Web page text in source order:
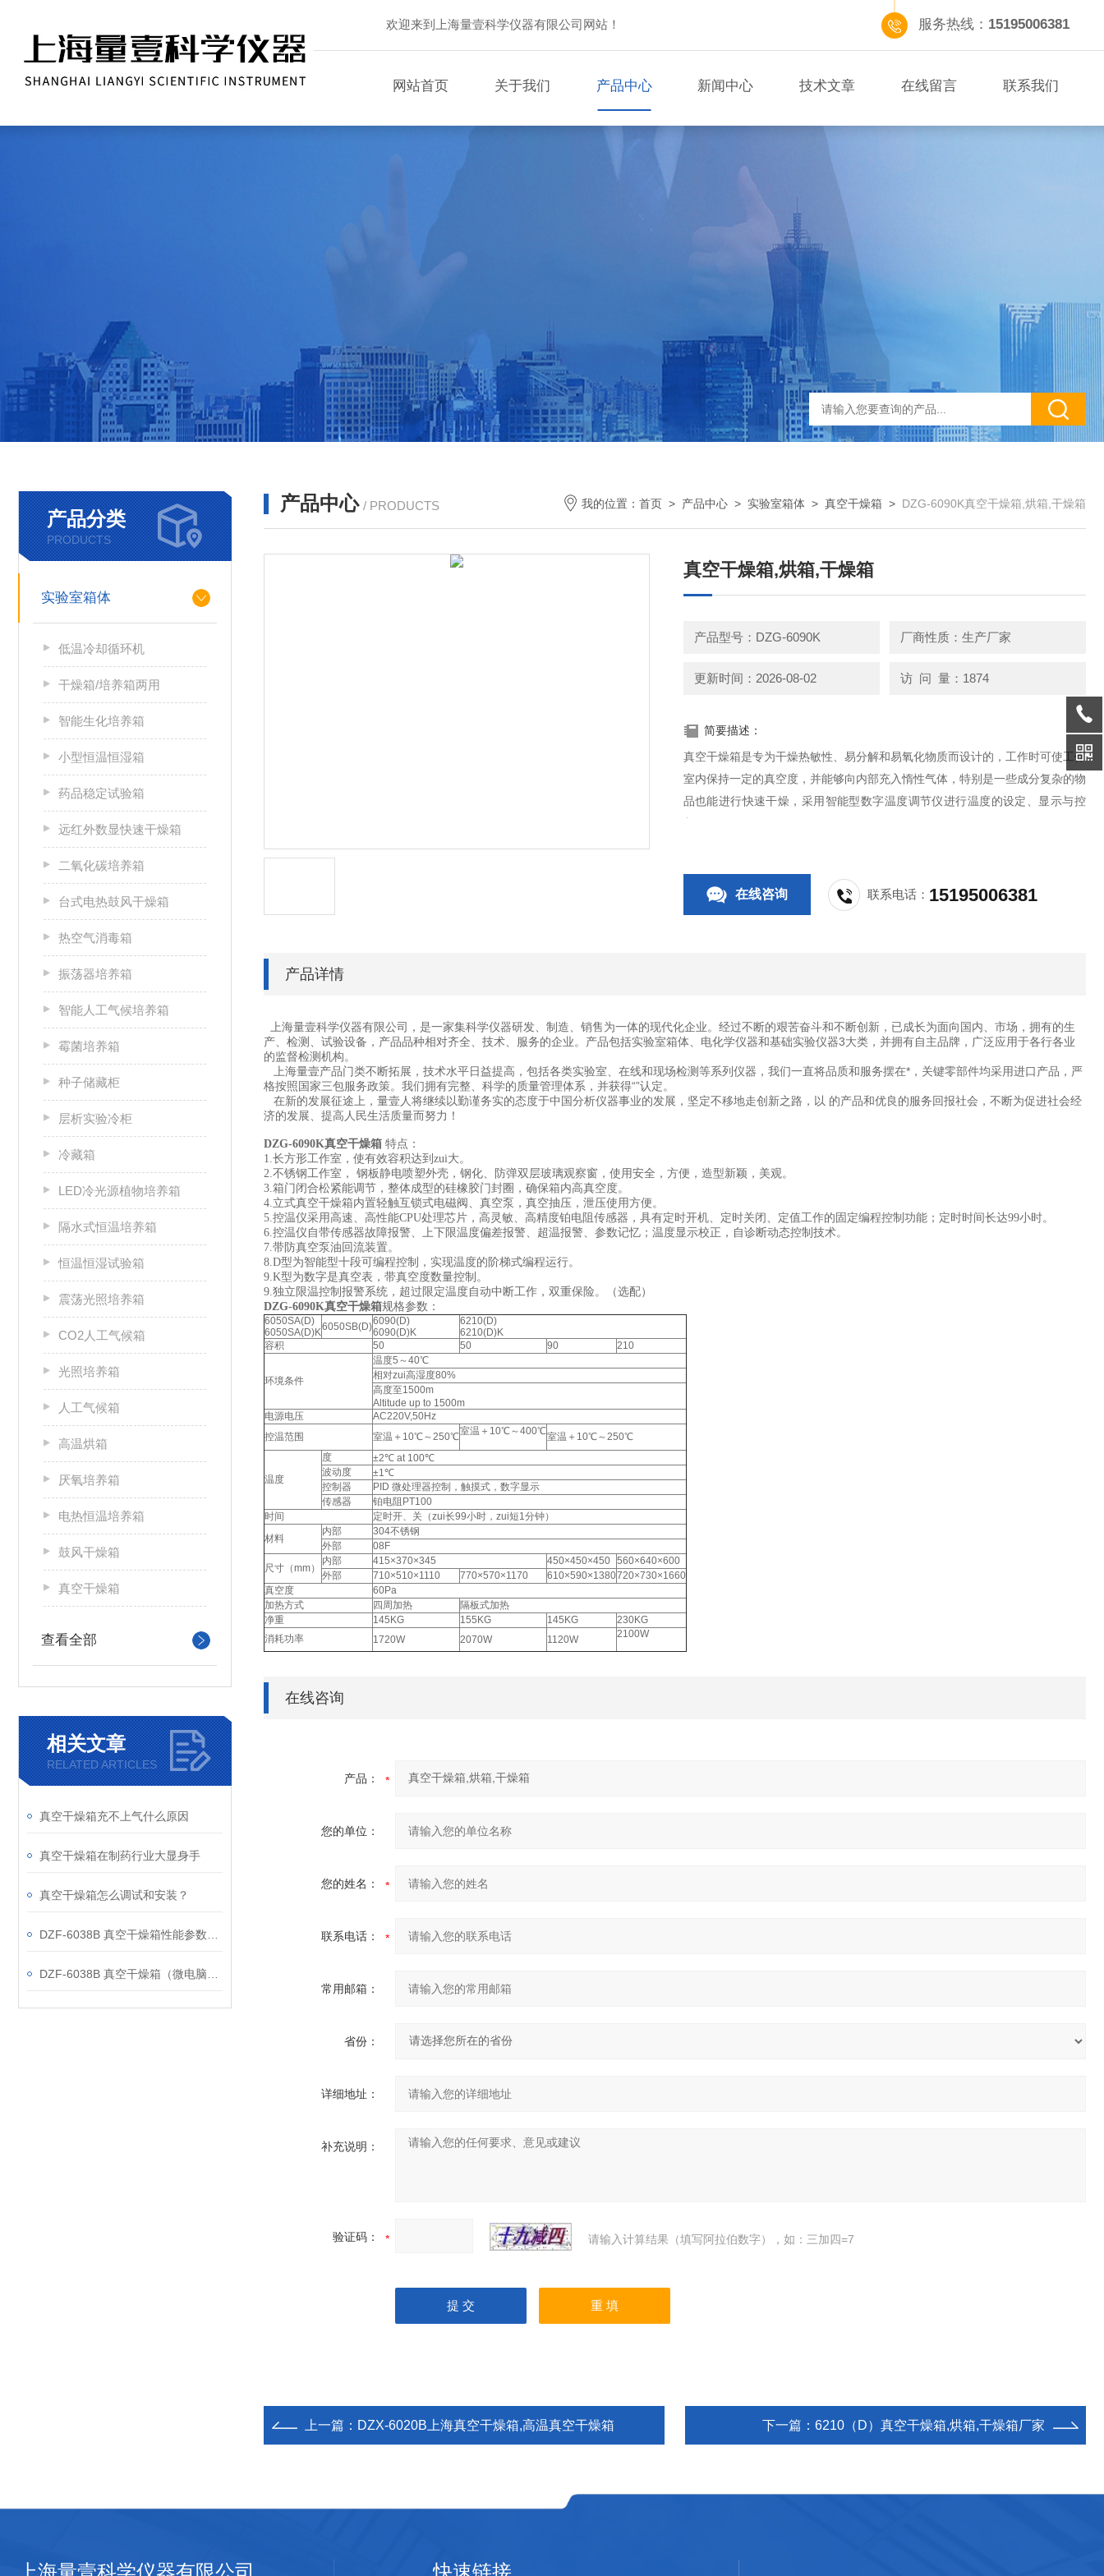
欢迎来到上海量壹科学仪器有限公司网站！ 服务热线： 15195006381
网站首页 关于我们 产品中心 新闻中心 技术文章 在线留言 联系我们
产品分类
PRODUCTS
实验室箱体
低温冷却循环机
干燥箱/培养箱两用
智能生化培养箱
小型恒温恒湿箱
药品稳定试验箱
远红外数显快速干燥箱
二氧化碳培养箱
台式电热鼓风干燥箱
热空气消毒箱
振荡器培养箱
智能人工气候培养箱
霉菌培养箱
种子储藏柜
层析实验冷柜
冷藏箱
LED冷光源植物培养箱
隔水式恒温培养箱
恒温恒湿试验箱
震荡光照培养箱
CO2人工气候箱
光照培养箱
人工气候箱
高温烘箱
厌氧培养箱
电热恒温培养箱
鼓风干燥箱
真空干燥箱
查看全部
相关文章
RELATED ARTICLES
真空干燥箱充不上气什么原因
真空干燥箱在制药行业大显身手
真空干燥箱怎么调试和安装？
产品中心 / PRODUCTS 我的位置： 首页 > 产品中心 > 实验室箱体 > 真空干燥箱 > DZG-6090K真空干燥箱,烘箱,干燥箱
真空干燥箱,烘箱,干燥箱
产品型号：DZG-6090K 厂商性质：生产厂家
更新时间：2026-08-02 访 问 量：1874
简要描述：
真空干燥箱是专为干燥热敏性、易分解和易氧化物质而设计的，工作时可使工作
室内保持一定的真空度，并能够向内部充入惰性气体，特别是一些成分复杂的物
品也能进行快速干燥，采用智能型数字温度调节仪进行温度的设定、显示与控
制。
在线咨询 联系电话： 15195006381
产品详情
上海量壹科学仪器有限公司，是一家集科学仪器研发、制造、销售为一体的现代化企业。经过不断的艰苦奋斗和不断创新，已成长为面向国内、市场，拥有的生
产、检测、试验设备，产品品种相对齐全、技术、服务的企业。产品包括实验室箱体、电化学仪器和基础实验仪器3大类，并拥有自主品牌，广泛应用于各行各业
的监督检测机构。
上海量壹产品门类不断拓展，技术水平日益提高，包括各类实验室、在线和现场检测等系列仪器，我们一直将品质和服务摆在*，关键零部件均采用进口产品，严
格按照国家三包服务政策。我们拥有完整、科学的质量管理体系，并获得“”认定。
在新的发展征途上，量壹人将继续以勤谨务实的态度于中国分析仪器事业的发展，坚定不移地走创新之路，以 的产品和优良的服务回报社会，不断为促进社会经
济的发展、提高人民生活质量而努力！
DZG-6090K真空干燥箱 特点 ：
1.长方形工作室，使有效容积达到zui大。
2.不锈钢工作室， 钢板静电喷塑外壳，钢化、防弹双层玻璃观察窗，使用安全，方便，造型新颖，美观。
3.箱门闭合松紧能调节，整体成型的硅橡胶门封圈，确保箱内高真空度。
4.立式真空干燥箱内置轻触互锁式电磁阀、真空泵，真空抽压，泄压使用方便。
5.控温仪采用高速、高性能CPU处理芯片，高灵敏、高精度铂电阻传感器，具有定时开机、定时关闭、定值工作的固定编程控制功能；定时时间长达99小时。
6.控温仪自带传感器故障报警、上下限温度偏差报警、超温报警、参数记忆；温度显示校正，自诊断动态控制技术。
7.带防真空泵油回流装置。
8.D型为智能型十段可编程控制，实现温度的阶梯式编程运行。
9.K型为数字是真空表，带真空度数量控制。
9.独立限温控制报警系统，超过限定温度自动中断工作，双重保险。（选配）
DZG-6090K真空干燥箱规格参数：
6050SA(D)
6050SA(D)K6050SB(D)6090(D)
6090(D)K
6210(D)
6210(D)K
容积
50 50 90 210
环境条件
温度5～40℃
相对zui高湿度80%
高度至1500m
Altitude up to 1500m
电源电压
AC220V,50Hz
控温范围
室温＋10℃～250℃室温＋10℃～400℃室温＋10℃～250℃
温度
度
±2℃ at 100℃
波动度
±1℃
控制器
PID 微处理器控制，触摸式，数字显示
传感器
铂电阻PT100
时间
定时开、关（zui长99小时，zui短1分钟）
材料
内部
304不锈钢
外部
08F
尺寸（mm）
内部 415×370×345 450×450×450 560×640×600
外部
710×510×1110 770×570×1170 610×590×1380720×730×1660
真空度
60Pa
加热方式
四周加热
隔板式加热
净重
145KG 155KG 145KG
230KG
消耗功率
1720W 2070W 1120W 2100W
在线咨询
产品：
您的单位：
您的姓名：
联系电话：
常用邮箱：
省份：
详细地址：
补充说明：
验证码： 请输入计算结果（填写阿拉伯数字），如：三加四=7
上一篇： DZX-6020B上海真空干燥箱,高温真空干燥箱 下一篇： 6210（D）真空干燥箱,烘箱,干燥箱厂家
上海量壹科学仪器有限公司 快速链接